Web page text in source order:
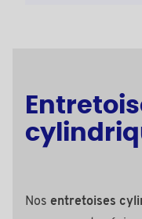
Nos entretoises